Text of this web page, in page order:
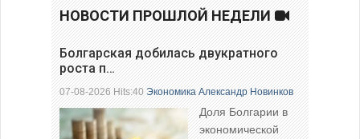
НОВОСТИ ПРОШЛОЙ НЕДЕЛИ
Болгарская добилась двукратного
роста п…
07-08-2026 Hits:40Экономика Александр Новинков
Доля Болгарии в
экономической